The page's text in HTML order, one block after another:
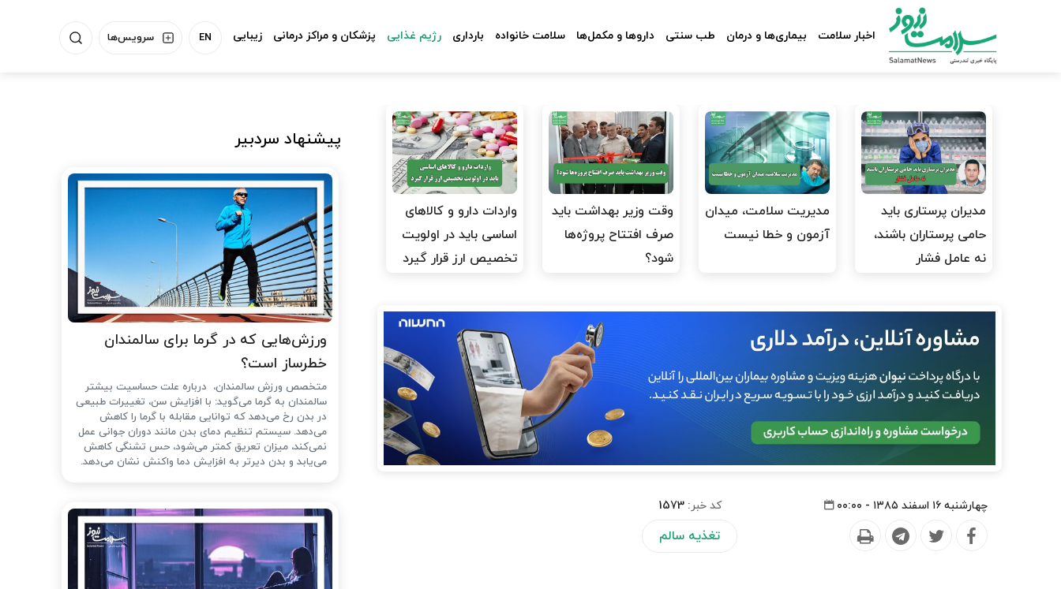
سرویس‌ها EN اخبار سلامت بیماری‌ها و درمان طب سنتی داروها و مکمل‌ها سلامت خانواده بارداری رژیم غذایی پزشکان و مراکز درمانی زیبایی
مدیران پرستاری باید
حامی پرستاران باشند،
نه عامل فشار
مدیریت سلامت، میدان
آزمون و خطا نیست
وقت وزیر بهداشت باید
صرف افتتاح پروژه‌ها
شود؟
واردات دارو و کالاهای
اساسی باید در اولویت
تخصیص ارز قرار گیرد
چهارشنبه ۱۶ اسفند ۱۳۸۵ - ۰۰:۰۰ کد خبر:1573
تغذیه سالم
پیشنهاد سردبیر
ورزش‌هایی که در گرما برای سالمندان
خطرساز است؟
متخصص ورزش سالمندان، درباره علت حساسیت بیشتر
سالمندان به گرما می‌گوید: با افزایش سن، تغییرات طبیعی
در بدن رخ می‌دهد که توانایی مقابله با گرما را کاهش
می‌دهد. سیستم تنظیم دمای بدن مانند دوران جوانی عمل
نمی‌کند، میزان تعریق کمتر می‌شود، حس تشنگی کاهش
می‌یابد و بدن دیرتر به افزایش دما واکنش نشان می‌دهد.